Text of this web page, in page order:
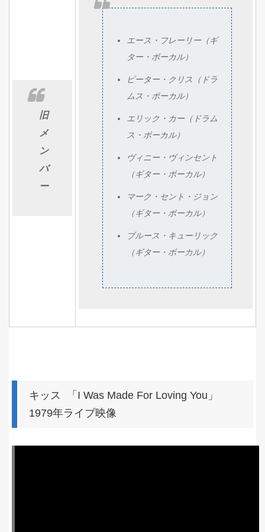
旧
メ
ン
バ
ー
エース・フレーリー（ギ
ター・ボーカル）
ピーター・クリス（ドラ
ムス・ボーカル）
エリック・カー（ドラム
ス・ボーカル）
ヴィニー・ヴィンセント
（ギター・ボーカル）
マーク・セント・ジョン
（ギター・ボーカル）
ブルース・キューリック
（ギター・ボーカル）
キッス 「I Was Made For Loving You」
1979年ライブ映像